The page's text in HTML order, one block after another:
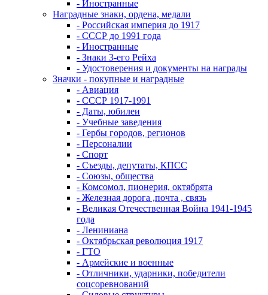
- Иностранные
Наградные знаки, ордена, медали
- Российская империя до 1917
- СССР до 1991 года
- Иностранные
- Знаки 3-его Рейха
- Удостоверения и документы на награды
Значки - покупные и наградные
- Авиация
- СССР 1917-1991
- Даты, юбилеи
- Учебные заведения
- Гербы городов, регионов
- Персоналии
- Спорт
- Съезды, депутаты, КПСС
- Союзы, общества
- Комсомол, пионерия, октябрята
- Железная дорога ,почта , связь
- Великая Отечественная Война 1941-1945
года
- Лениниана
- Октябрьская революция 1917
- ГТО
- Армейские и военные
- Отличники, ударники, победители
соцсоревнований